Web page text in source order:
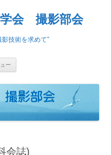
学会 撮影部会
技術を求めて”
ー
ツ
へ
ス
プ
会誌)